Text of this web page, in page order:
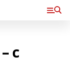
с